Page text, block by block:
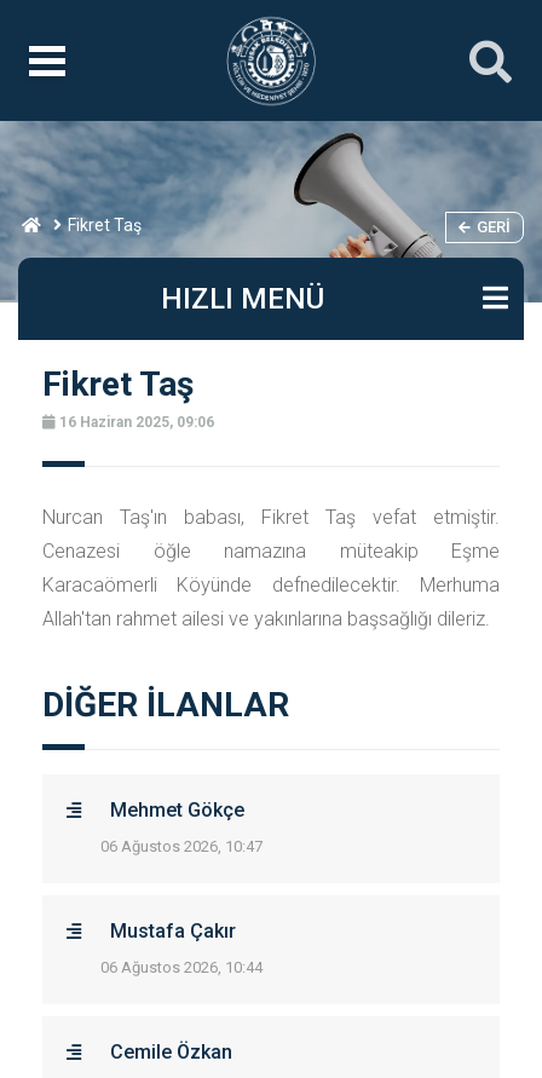
Fikret Taş GERI
HIZLI MENÜ
Fikret Taş
16 Haziran 2025, 09:06
Nurcan Taş'ın babası, Fikret Taş vefat etmiştir.
Cenazesi öğle namazına müteakip Eşme
Karacaömerli Köyünde defnedilecektir. Merhuma
Allah'tan rahmet ailesi ve yakınlarına başsağlığı dileriz.
DİĞER İLANLAR
Mehmet Gökçe
06 Ağustos 2026, 10:47
Mustafa Çakır
06 Ağustos 2026, 10:44
Cemile Özkan